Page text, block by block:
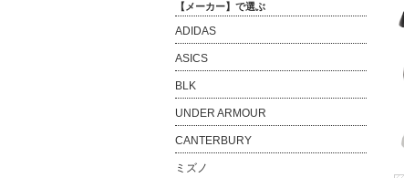
【メーカー】で選ぶ
ADIDAS
ASICS
BLK
UNDER ARMOUR
CANTERBURY
ミズノ